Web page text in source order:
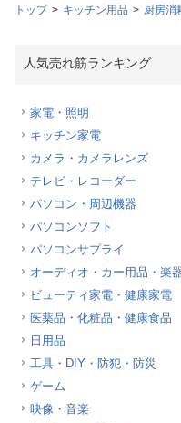
トップ キッチン用品 厨房消
人気売れ筋ランキング
家電・照明
キッチン家電
カメラ・カメラレンズ
テレビ・レコーダー
パソコン・周辺機器
パソコンソフト
パソコンサプライ
オーディオ・カー用品・楽
ビューティ家電・健康家電
医薬品・化粧品・健康食品
日用品
工具・DIY・防犯・防災
ゲーム
映像・音楽